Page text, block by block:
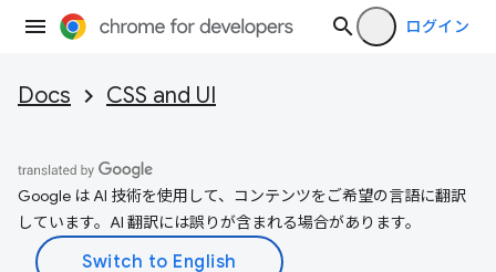
ログイン
Docs CSS and UI
Google は AI 技術を使用して、コンテンツをご希望の言語に翻訳
しています。AI 翻訳には誤りが含まれる場合があります。